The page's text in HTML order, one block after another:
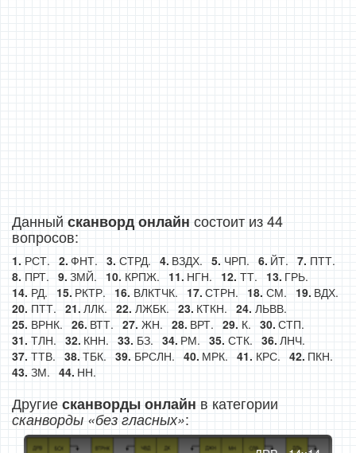
Данный сканворд онлайн состоит из 44
вопросов:
РСТ. ФНТ. СТРД. ВЗДХ. ЧРП. ЙТ.
ПТТ.
ПРТ.
ЗМЙ. КРПЖ. НГН. ТТ.
ГРЬ.
РД.
РКТР. ВЛКТЧК. СТРН. СМ.
ВДХ.
ПТТ.
ЛЛК. ЛЖБК. КТКН.
ЛЬВВ.
ВРНК.
ВТТ. ЖН. ВРТ. К.
СТП.
ТЛН.
КНН. БЗ. РМ. СТК.
ЛНЧ.
ТТВ.
ТБК. БРСЛН. МРК. КРС.
ПКН.
ЗМ.
НН.
Другиесканворды онлайн в категории
сканворды «без гласных»: